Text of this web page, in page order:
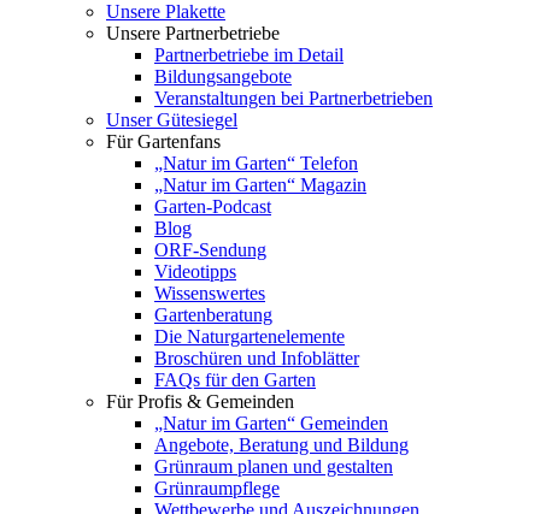
Unsere Plakette
Unsere Partnerbetriebe
Partnerbetriebe im Detail
Bildungsangebote
Veranstaltungen bei Partnerbetrieben
Unser Gütesiegel
Für Gartenfans
„Natur im Garten“ Telefon
„Natur im Garten“ Magazin
Garten-Podcast
Blog
ORF-Sendung
Videotipps
Wissenswertes
Gartenberatung
Die Naturgartenelemente
Broschüren und Infoblätter
FAQs für den Garten
Für Profis & Gemeinden
„Natur im Garten“ Gemeinden
Angebote, Beratung und Bildung
Grünraum planen und gestalten
Grünraumpflege
Wettbewerbe und Auszeichnungen